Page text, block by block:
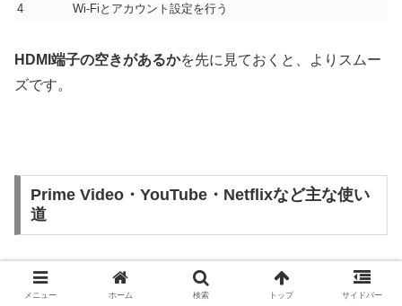
4
Wi-Fiとアカウント設定を行う
HDMI端子の空きがあるかを先に見ておくと、よりスムー
ズです。
Prime Video・YouTube・Netflixなど主な使い
道
ファイヤースティックの魅力は、テレビでさまざまな動画
サービスを楽しみやすいことです。
メニュー ホーム 検索 トップ サイドバー